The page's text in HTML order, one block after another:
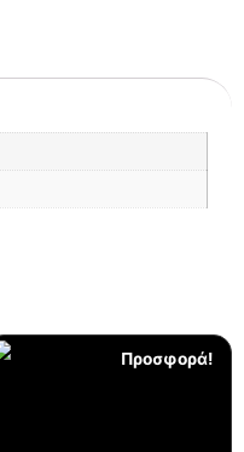
Προσφορά!